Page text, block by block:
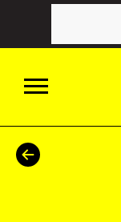
ACTUALITÉS